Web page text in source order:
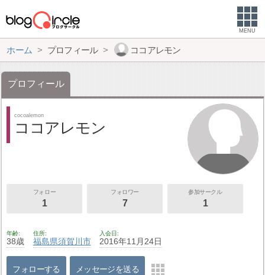
MENU
ホーム プロフィール ココアレモン
プロフィール
cocoalemon
ココアレモン
フォロー
1
フォロワー
7
参加サークル
1
年齢
38歳
住所
福島県須賀川市
入会日
2016年11月24日
フォローする メッセージを送る